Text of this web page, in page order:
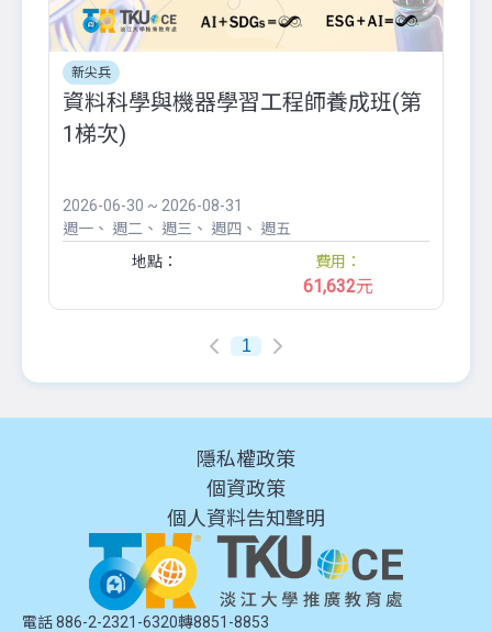
新尖兵
資料科學與機器學習工程師養成班(第
1梯次)
2026-06-30 ~ 2026-08-31
週一
週二 週三 週四
週五
地點：
費用：
61,632元
1
隱私權政策
個資政策
個人資料告知聲明
電話 886-2-2321-6320轉8851-8853